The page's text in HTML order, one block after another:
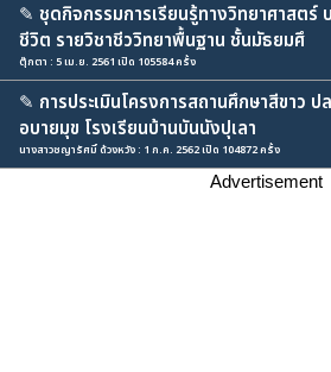
✎ ชุดกิจกรรมการเรียนรู้ทางวิทยาศาสต
ชีวิต รายวิชาชีววิทยาพื้นฐาน ชั้นมัธยมศึ
ตุ๊กตา : 5 เม.ย. 2561 เปิด 105584 ครั้ง
✎ การประเมินโครงการสถานศึกษาสีขาว
อบายมุข โรงเรียนบ้านบันนังปุเลา
นางสาวชญารัศมิ์ ด้วงหวัง : 1 ก.ค. 2562 เปิด 104872 ครั้ง
Advertisement